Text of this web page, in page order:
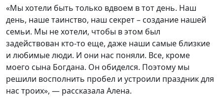
«Мы хотели быть только вдвоем в тот день. Наш
день, наше таинство, наш секрет – создание нашей
семьи. Мы не хотели, чтобы в этом был
задействован кто-то еще, даже наши самые близкие
и любимые люди. И они нас поняли. Все, кроме
моего сына Богдана. Он обиделся. Поэтому мы
решили восполнить пробел и устроили праздник для
нас троих», — рассказала Алена.